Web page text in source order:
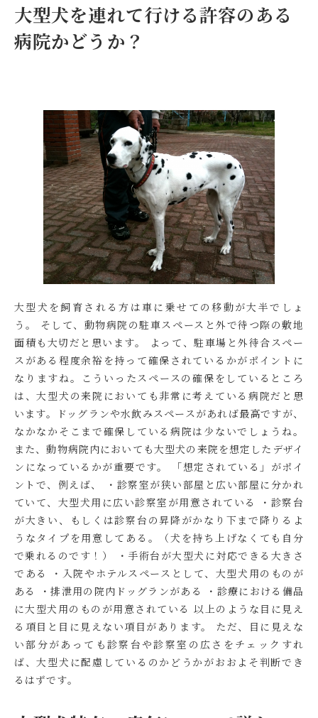
大型犬を連れて行ける許容のある
病院かどうか？
大型犬を飼育される方は車に乗せての移動が大半でしょ
う。 そして、動物病院の駐車スペースと外で待つ際の敷地
面積も大切だと思います。 よって、駐車場と外待合スペー
スがある程度余裕を持って確保されているかがポイントに
なりますね。こういったスペースの確保をしているところ
は、大型犬の来院においても非常に考えている病院だと思
います。ドッグランや水飲みスペースがあれば最高ですが、
なかなかそこまで確保している病院は少ないでしょうね。
また、動物病院内においても大型犬の来院を想定したデザイ
ンになっているかが重要です。 「想定されている」がポイ
ントで、例えば、 ・診察室が狭い部屋と広い部屋に分かれ
ていて、大型犬用に広い診察室が用意されている ・診察台
が大きい、もしくは診察台の昇降がかなり下まで降りるよ
うなタイプを用意してある。（犬を持ち上げなくても自分
で乗れるのです！） ・手術台が大型犬に対応できる大きさ
である ・入院やホテルスペースとして、大型犬用のものが
ある ・排泄用の院内ドッグランがある ・診療における備品
に大型犬用のものが用意されている 以上のような目に見え
る項目と目に見えない項目があります。 ただ、目に見えな
い部分があっても診察台や診察室の広さをチェックすれ
ば、大型犬に配慮しているのかどうかがおおよそ判断でき
るはずです。